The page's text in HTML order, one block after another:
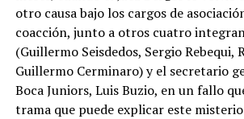
otro causa bajo los cargos de
coacción, junto a otros cuatro
(Guillermo Seisdedos, Sergio Rebequi,
Guillermo Cerminaro) y el secretario
Boca Juniors, Luis Buzio, en un fallo
trama que puede explicar este